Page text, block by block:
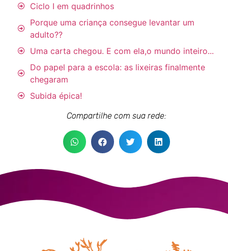
Ciclo I em quadrinhos
Porque uma criança consegue levantar um
adulto??
Uma carta chegou. E com ela,o mundo inteiro...
Do papel para a escola: as lixeiras finalmente
chegaram
Subida épica!
Compartilhe com sua rede: